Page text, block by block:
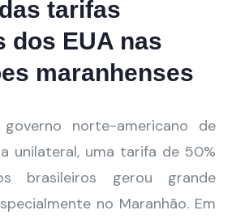
tarifas
dos EUA nas
maranhenses
norte-americano de
unilateral, uma tarifa de 50%
brasileiros gerou grande
no Maranhão. Em